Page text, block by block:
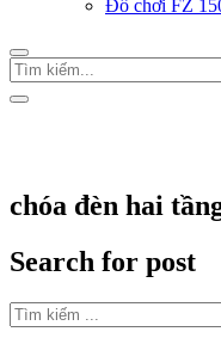
Đồ chơi FZ
chóa đèn hai
Search for post